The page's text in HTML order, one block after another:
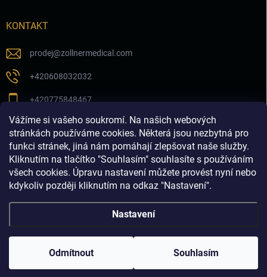
Vážíme si vašeho soukromí. Na našich webových
stránkách používáme cookies. Některá jsou nezbytná pro
funkci stránek, jiná nám pomáhají zlepšovat naše služby.
Kliknutím na tlačítko "Souhlasím" souhlasíte s používáním
všech cookies. Úpravu nastavení můžete provést nyní nebo
kdykoliv později kliknutím na odkaz "Nastavení".
Nastavení
Odmítnout Souhlasím
KONTAKT
prodej@zollnermedical.com
+420608032032
+420775848467
Sledujte nás na našem FB profilu
zollnermedical_eu
Vytvořil Shoptet
Copyright 2026Produkty pro estetickou medicínu a
dermatologii│dermalnivyplne.cz
. Všechna práva vyhrazena.